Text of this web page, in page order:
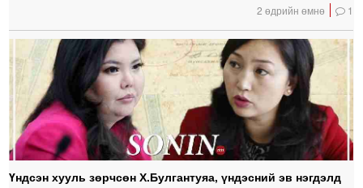
2 өдрийн өмнө 1
Үндсэн хууль зөрчсөн Х.Булгантуяа, үндэсний эв нэгдэлд